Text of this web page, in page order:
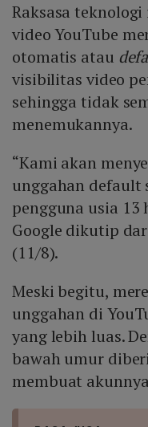
Raksasa
video YouTube
otomatis atau
visibilitas video
sehingga tidak
menemukannya.
“Kami akan
unggahan default
pengguna usia 13
Google dikutip
(11/8).
Meski begitu,
unggahan di
yang lebih luas.
bawah umur
membuat